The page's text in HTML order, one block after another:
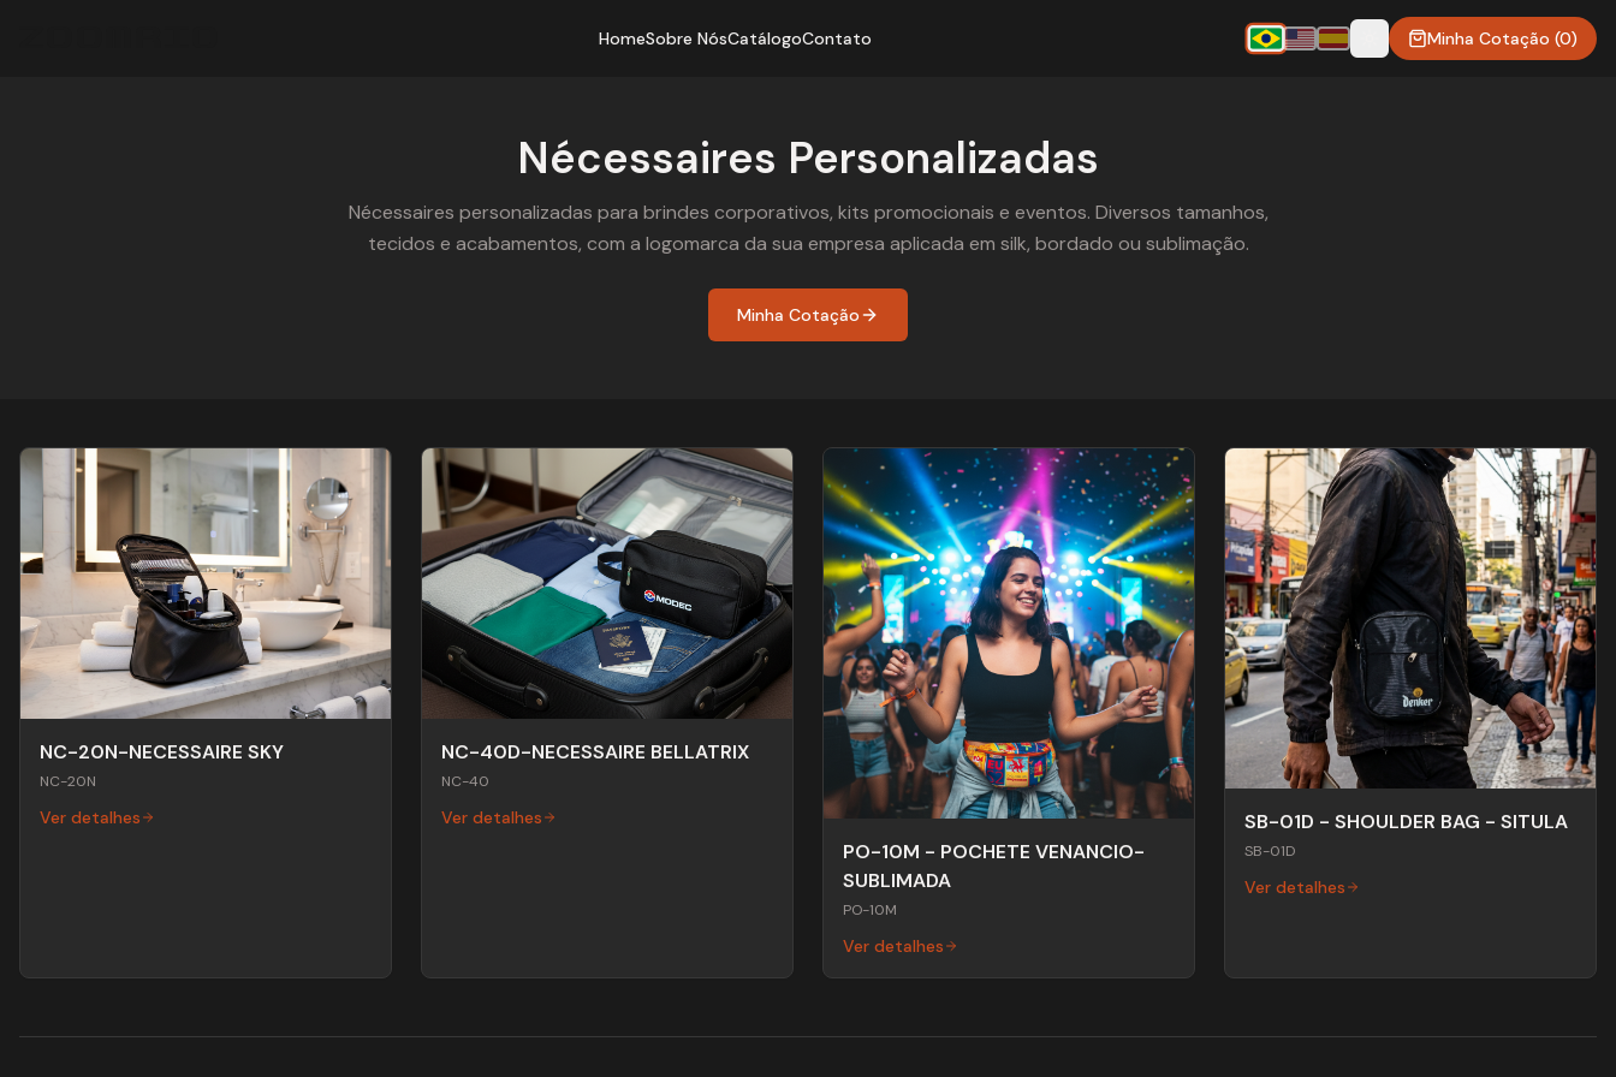
HomeSobre NósCatálogoContato Minha Cotação (0)
Nécessaires Personalizadas
Nécessaires personalizadas para brindes corporativos, kits promocionais e eventos. Diversos tamanhos,
tecidos e acabamentos, com a logomarca da sua empresa aplicada em silk, bordado ou sublimação.
Minha Cotação
NC-20N-NECESSAIRE SKY
NC-20N
Ver detalhes
NC-40D-NECESSAIRE BELLATRIX
NC-40
Ver detalhes
PO-10M - POCHETE VENANCIO-
SUBLIMADA
PO-10M
Ver detalhes
SB-01D - SHOULDER BAG - SITULA
SB-01D
Ver detalhes